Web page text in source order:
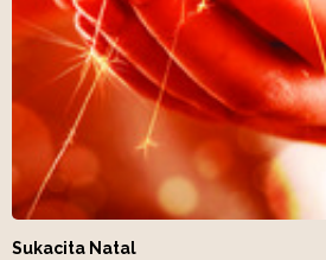
Sukacita Natal